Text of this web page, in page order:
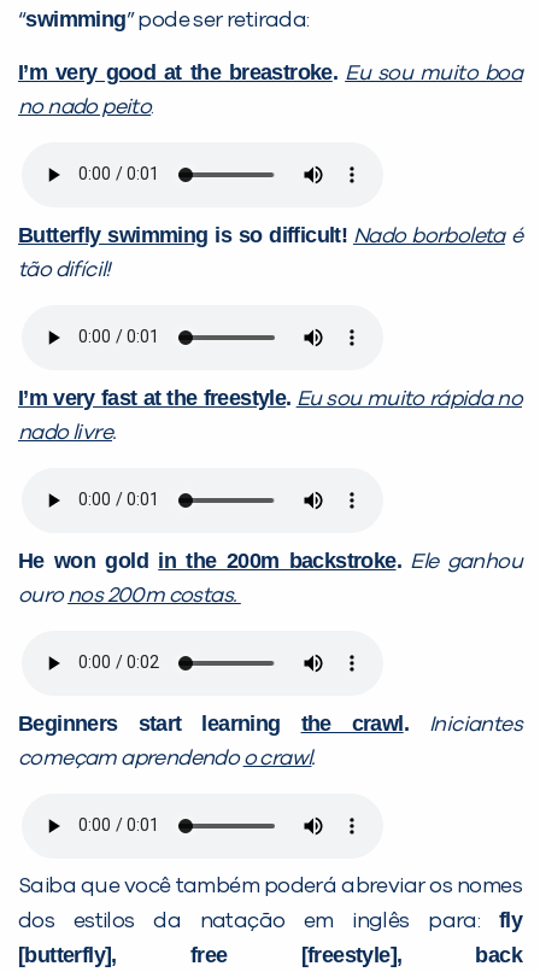
“swimming” pode ser retirada:
I’m very good at the breastroke. Eu sou muito boa
no nado peito.
Butterfly swimming is so difficult! Nado borboletaé
tão difícil!
I’m very fast at the freestyle. Eu sou muito rápida no
nado livre.
He won gold in the 200m backstroke. Ele ganhou
ouronos 200m costas.
Beginners start learning the crawl.
Iniciantes
começam aprendendoo crawl.
Saiba que você também poderá abreviar os nomes
dos estilos da natação em inglês para: fly
[butterfly], free [freestyle], back